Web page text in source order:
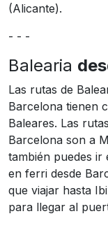
(Alicante).
- - -
Balearia
Las rutas de
Barcelona tienen
Baleares. Las
Barcelona son a
también puedes
en ferri desde
que viajar hasta
para llegar al